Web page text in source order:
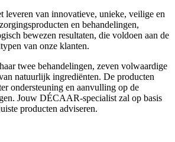
leveren van innovatieve, unieke, veilige en
en behandelingen,
bewezen resultaten, die voldoen aan de
van onze klanten.
twee behandelingen, zeven volwaardige
natuurlijk ingrediënten. De producten
ondersteuning en aanvulling op de
Jouw DÉCAAR-specialist zal op basis
producten adviseren.